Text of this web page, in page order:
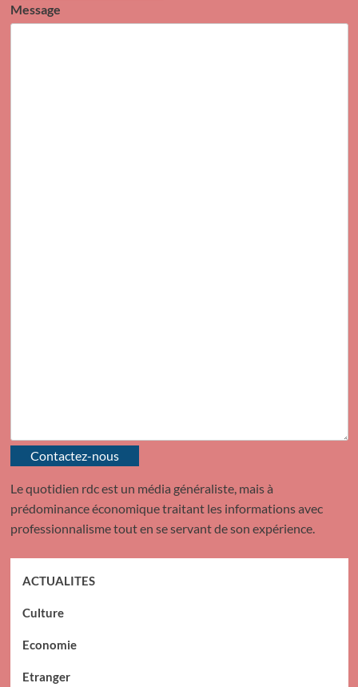
Message
Contactez-nous
Le quotidien rdc est un média généraliste, mais à
prédominance économique traitant les informations avec
professionnalisme tout en se servant de son expérience.
ACTUALITES
Culture
Economie
Etranger